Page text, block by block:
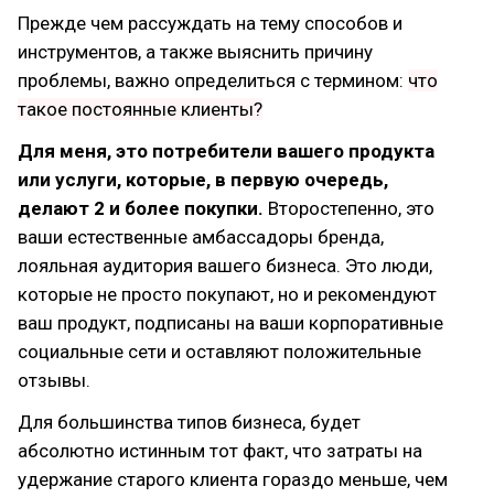
Прежде чем рассуждать на тему способов и
инструментов, а также выяснить причину
проблемы, важно определиться с термином: что
такое постоянные клиенты?
Для меня, это потребители вашего продукта
или услуги, которые, в первую очередь,
делают 2 и более покупки. Второстепенно, это
ваши естественные амбасcадоры бренда,
лояльная аудитория вашего бизнеса. Это люди,
которые не просто покупают, но и рекомендуют
ваш продукт, подписаны на ваши корпоративные
социальные сети и оставляют положительные
отзывы.
Для большинства типов бизнеса, будет
абсолютно истинным тот факт, что затраты на
удержание старого клиента гораздо меньше, чем